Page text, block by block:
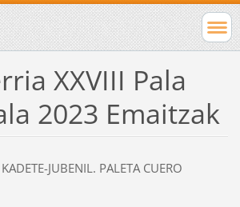
XXVIII Pala
2023 Emaitzak
JUBENIL. PALETA CUERO